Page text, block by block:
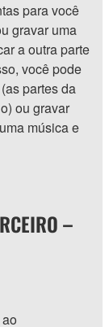
para você
gravar uma
a outra parte
você pode
partes da
ou gravar
música e
–